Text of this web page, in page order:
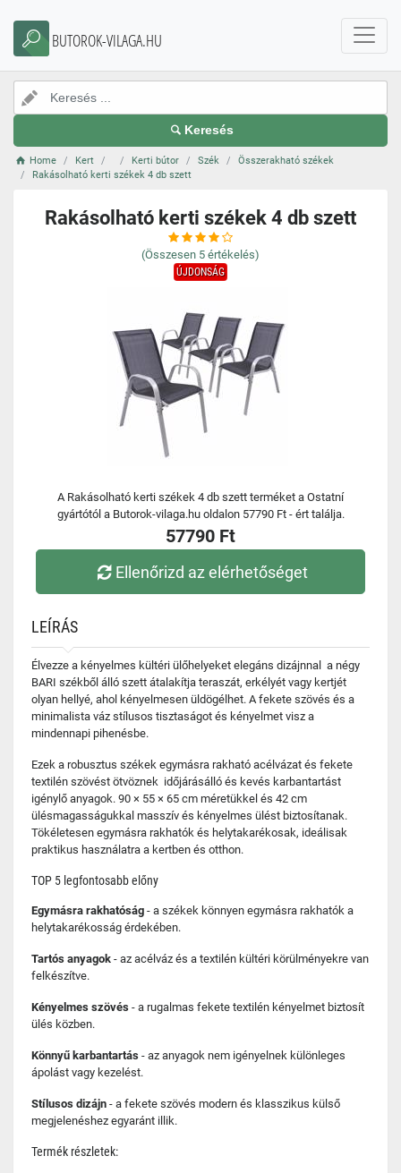
BUTOROK-VILAGA.HU
Keresés
Home Kert Kerti bútor Szék
Összerakható székek
Rakásolható kerti székek 4 db szett
Rakásolható kerti székek 4 db szett
(Összesen 5 értékelés)
ÚJDONSÁG
A Rakásolható kerti székek 4 db szett terméket a Ostatní
gyártótól a Butorok-vilaga.hu oldalon 57790 Ft - ért találja.
57790 Ft
Ellenőrizd az elérhetőséget
LEÍRÁS
Élvezze a kényelmes kültéri ülőhelyeket elegáns dizájnnal a négy
BARI székből álló szett átalakítja teraszát, erkélyét vagy kertjét
olyan hellyé, ahol kényelmesen üldögélhet. A fekete szövés és a
minimalista váz stílusos tisztaságot és kényelmet visz a
mindennapi pihenésbe.
Ezek a robusztus székek egymásra rakható acélvázat és fekete
textilén szövést ötvöznek időjárásálló és kevés karbantartást
igénylő anyagok. 90 × 55 × 65 cm méretükkel és 42 cm
ülésmagasságukkal masszív és kényelmes ülést biztosítanak.
Tökéletesen egymásra rakhatók és helytakarékosak, ideálisak
praktikus használatra a kertben és otthon.
TOP 5 legfontosabb előny
Egymásra rakhatóság - a székek könnyen egymásra rakhatók a
helytakarékosság érdekében.
Tartós anyagok - az acélváz és a textilén kültéri körülményekre van
felkészítve.
Kényelmes szövés - a rugalmas fekete textilén kényelmet biztosít
ülés közben.
Könnyű karbantartás - az anyagok nem igényelnek különleges
ápolást vagy kezelést.
Stílusos dizájn - a fekete szövés modern és klasszikus külső
megjelenéshez egyaránt illik.
Termék részletek: